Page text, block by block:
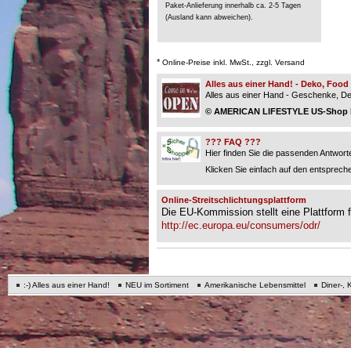
Paket-Anlieferung innerhalb ca. 2-5 Tagen
(Ausland kann abweichen).
* Online-Preise inkl. MwSt., zzgl. Versand
Alles aus einer Hand! - Deko, Food
Alles aus einer Hand - Geschenke,
© AMERICAN LIFESTYLE US-Shop
??? FAQ ???
Hier finden Sie die passenden
Klicken Sie einfach auf den
Online-Streitschlichtungsplattform
Die EU-Kommission stellt eine
http://ec.europa.eu/consumers/odr/
:-) Alles aus einer Hand! NEU im Sortiment Amerikanische Lebensmittel Diner-,